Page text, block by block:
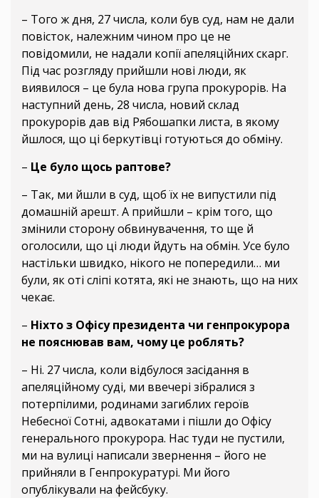
– Того ж дня, 27 числа, коли був суд, нам не дали
повісток, належним чином про це не
повідомили, не надали копії апеляційних скарг.
Під час розгляду прийшли нові люди, як
виявилося – це була нова група прокурорів. На
наступний день, 28 числа, новий склад
прокурорів дав від Рябошапки листа, в якому
йшлося, що ці беркутівці готуються до обміну.
– Це було щось раптове?
– Так, ми йшли в суд, щоб їх не випустили під
домашній арешт. А прийшли – крім того, що
змінили сторону обвинувачення, то ще й
оголосили, що ці люди йдуть на обмін. Усе було
настільки швидко, нікого не попередили… ми
були, як оті сліпі котята, які не знають, що на них
чекає.
– Ніхто з Офісу президента чи генпрокурора
не пояснював вам, чому це роблять?
– Ні. 27 числа, коли відбулося засідання в
апеляційному суді, ми ввечері зібралися з
потерпілими, родинами загиблих героїв
Небесної Сотні, адвокатами і пішли до Офісу
генерального прокурора. Нас туди не пустили,
ми на вулиці написали звернення – його не
прийняли в Генпрокуратурі. Ми його
опублікували на фейсбуку.